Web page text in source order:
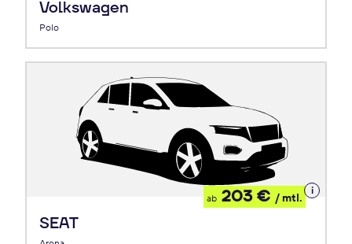
Volkswagen
Polo
SEAT
ab 203 € / mtl.
Details
zum